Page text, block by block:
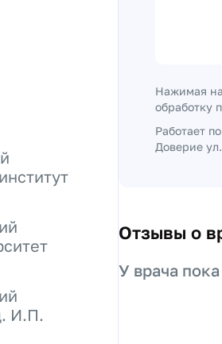
И.П.
Нажимая
обработку
Работает
Доверие
Отзывы о
У врача